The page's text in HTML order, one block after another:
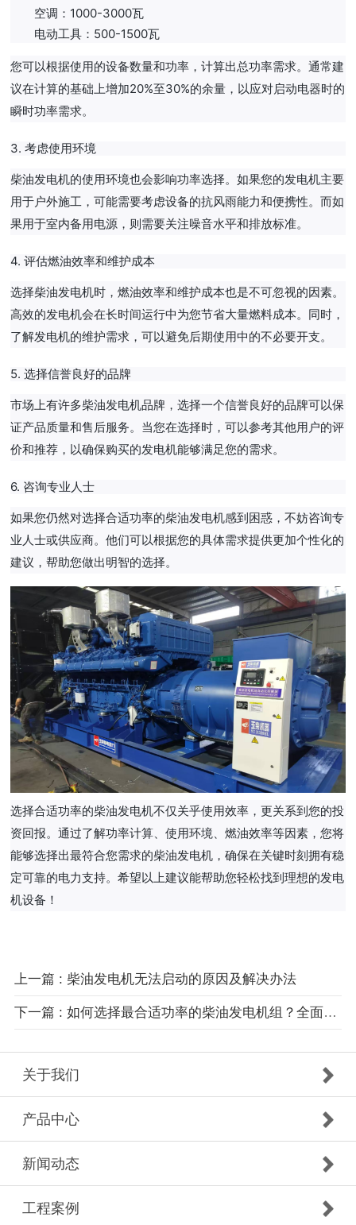
空调：1000-3000瓦
电动工具：500-1500瓦
您可以根据使用的设备数量和功率，计算出总功率需求。通常建
议在计算的基础上增加20%至30%的余量，以应对启动电器时的
瞬时功率需求。
3. 考虑使用环境
柴油发电机的使用环境也会影响功率选择。如果您的发电机主要
用于户外施工，可能需要考虑设备的抗风雨能力和便携性。而如
果用于室内备用电源，则需要关注噪音水平和排放标准。
4. 评估燃油效率和维护成本
选择柴油发电机时，燃油效率和维护成本也是不可忽视的因素。
高效的发电机会在长时间运行中为您节省大量燃料成本。同时，
了解发电机的维护需求，可以避免后期使用中的不必要开支。
5. 选择信誉良好的品牌
市场上有许多柴油发电机品牌，选择一个信誉良好的品牌可以保
证产品质量和售后服务。当您在选择时，可以参考其他用户的评
价和推荐，以确保购买的发电机能够满足您的需求。
6. 咨询专业人士
如果您仍然对选择合适功率的柴油发电机感到困惑，不妨咨询专
业人士或供应商。他们可以根据您的具体需求提供更加个性化的
建议，帮助您做出明智的选择。
选择合适功率的柴油发电机不仅关乎使用效率，更关系到您的投
资回报。通过了解功率计算、使用环境、燃油效率等因素，您将
能够选择出最符合您需求的柴油发电机，确保在关键时刻拥有稳
定可靠的电力支持。希望以上建议能帮助您轻松找到理想的发电
机设备！
上一篇 : 柴油发电机无法启动的原因及解决办法
下一篇 : 如何选择最合适功率的柴油发电机组？全面指南
关于我们
产品中心
新闻动态
工程案例